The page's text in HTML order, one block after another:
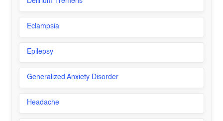
Eclampsia
Epilepsy
Generalized Anxiety Disorder
Headache